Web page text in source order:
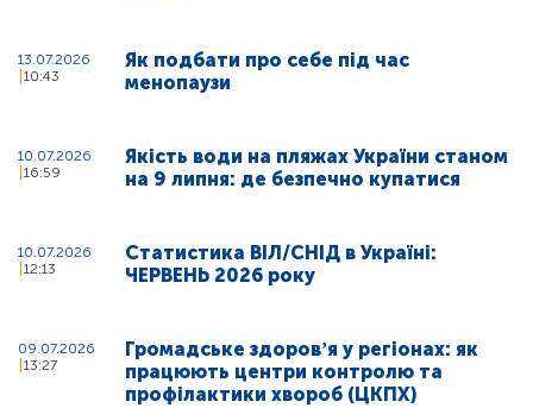
13.07.2026
10:43
Як подбати про себе під час
менопаузи
10.07.2026
16:59
Якість води на пляжах України станом
на 9 липня: де безпечно купатися
10.07.2026
12:13
Статистика ВІЛ/СНІД в Україні:
ЧЕРВЕНЬ 2026 року
09.07.2026
13:27
Громадське здоровʼя у регіонах: як
працюють центри контролю та
профілактики хвороб (ЦКПХ)